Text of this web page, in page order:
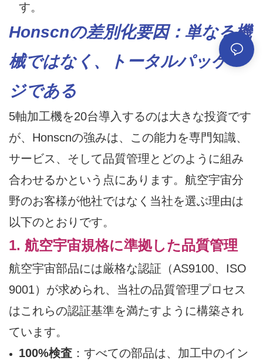
す。
Honscnの差別化要因：単なる機
械ではなく、トータルパッケー
ジである
5軸加工機を20台導入するのは大きな投資です
が、Honscnの強みは、この能力を専門知識、
サービス、そして品質管理とどのように組み
合わせるかという点にあります。航空宇宙分
野のお客様が他社ではなく当社を選ぶ理由は
以下のとおりです。
1. 航空宇宙規格に準拠した品質管理
航空宇宙部品には厳格な認証（AS9100、ISO
9001）が求められ、当社の品質管理プロセス
はこれらの認証基準を満たすように構築され
ています。
100%検査：すべての部品は、加工中のイン